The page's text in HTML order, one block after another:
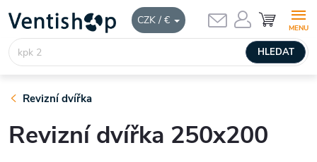
CZK / €
obsah
HLEDAT
NÁKUPNÍ
KOŠÍK
Revizní dvířka
Revizní dvířka 250x200